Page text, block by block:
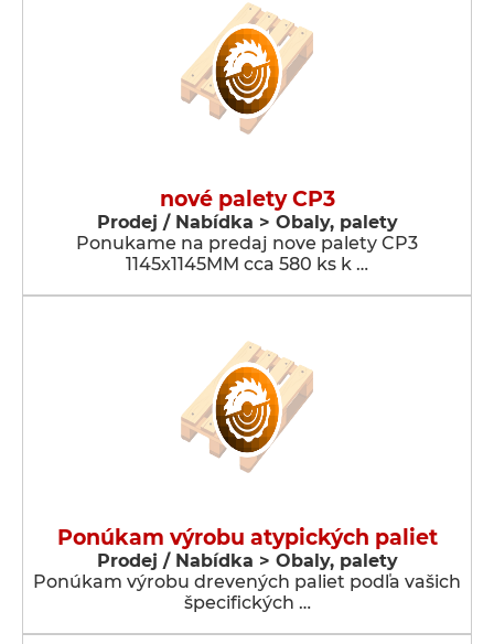
nové palety CP3
Prodej / Nabídka > Obaly, palety
Ponukame na predaj nove palety CP3
1145x1145MM cca 580 ks k …
Ponúkam výrobu atypických paliet
Prodej / Nabídka > Obaly, palety
Ponúkam výrobu drevených paliet podľa vašich
špecifických …